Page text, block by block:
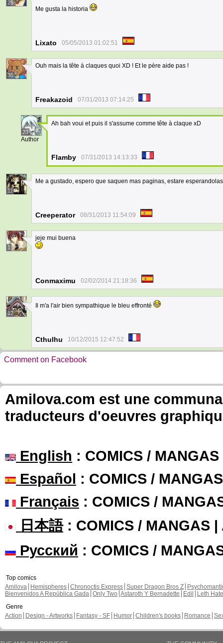
25
Me gusta la historia
Lixato 05/05/2013 01:02:51
35
Ouh mais la tête à claques quoi XD ! Et le père aide pas !
Freakazoid 07/31/2013 07:14:25
23
Author
Ah bah voui et puis il s'assume comme tête à claque xD
Flamby 07/31/2013 14:13:33
11
Me a gustado, espero que saquen mas paginas, estare esperandolas
Creeperator 08/31/2013 11:54:09
1
jeje mui buena
Conmaximu 02/02/2014 21:18:36
12
Il m'a l'air bien sympathique le bleu effronté
Cthulhu 10/12/2015 12:47:52
Comment on Facebook
Amilova.com est une
traducteurs d'oeuvres
English : COMICS /
Español : COMICS /
Français : COMICS /
日本語: COMICS / MANGAS |
Русский : COMICS /
Top comics
Amilova
Hemispheres Chronoctis Express Super Dragon Bros Z
Bienvenidos A República Gada Only Two Astaroth Y Bernadette Edil
Leth Hate
Genre
Action
Design - Artworks Fantasy - SF Humor Children's books Romance